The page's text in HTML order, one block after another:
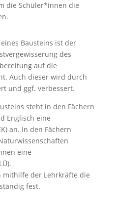
die Schüler*innen die
Bausteins ist der
des
auf die
Auch dieser wird durch
und ggf. verbessert.
steht in den Fächern
Englisch eine
an. In den Fächern
eine
mithilfe der Lehrkräfte die
fest.